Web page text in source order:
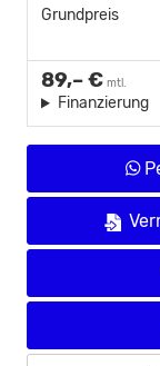
Grundpreis
89,– € mtl.
Finanzierung